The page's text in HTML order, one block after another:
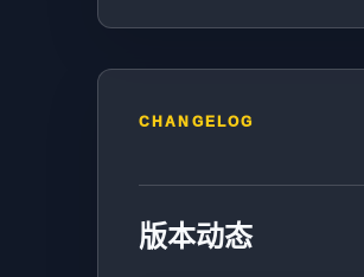
CHANGELOG
版本动态